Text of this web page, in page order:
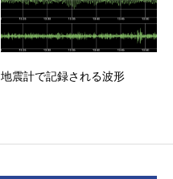
地震計で記録される波形